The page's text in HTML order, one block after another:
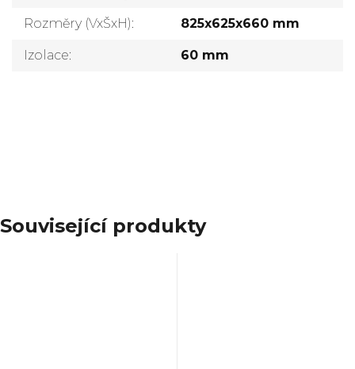
Související produkty
Rozměry (VxŠxH): 825x625x660 mm
Izolace: 60 mm